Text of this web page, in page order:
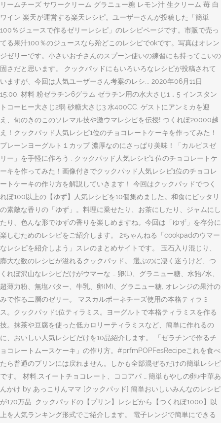
リームチーズ サワークリーム グラニュー糖 レモン汁 生クリーム 苺 白
ワイン 楽天が運営する楽天レシピ。ユーザーさんが投稿した「簡単
100％ジュースで作るゼリーレシピ」のレシピページです。市販で売っ
てる果汁100％のジュースなら殆どこのレシピでokです。写真はオレン
ジゼリーです。小さいお子さんのスプーン使いの練習にも持ってこいの
固さだと思います。 クックパッドにもいろいろなレシピが投稿されて
いますが、今回は人気ユーザーさん考案のレシ... 2020年06月11日
15:00. 材料 粉ゼラチン6グラム ゼラチン用の水大さじ1．5 インスタン
トコーヒー大さじ2弱 砂糖大さじ3 水400CC. ゲストにアンミカを迎
え、旬のきのこのソレマル技や激ウマレシピを伝授! つくれぽ20000越
え！クックパッド人気レシピ1位のチョコレートケーキを作ってみた！
プレーンヨーグルト１カップ 濃厚なのにさっぱり美味！「カルピスゼ
リー」を手軽に作ろう . クックパッド人気レシピ1 位のチョコレートケ
ーキを作ってみた！画像付きでクックパッド人気レシピ1位のチョコレ
ートケーキの作り方を解説していきます！ 今回はクックパッドでつく
れぽ100以上の【ゆず】人気レシピを10個集めました。和食にピッタリ
の素敵な香りの「ゆず」。料理に乗せたり、お茶にしたり、ジャムにし
たり、色んな形でゆずの香りを楽しめますね。今回は「ゆず」を存分に
楽しむためのレシピをご紹介します。 2ちゃんねる「cookpadのウマー
なレシピを紹介しよう」スレのまとめサイトです。 玉石入り混じり、
膨大な数のレシピが溢れるクックパッド。 選ぶのに凄く迷うけど、つ
くれぽ沢山なレシピだけがウマーな … 卵(L)、グラニュー糖、水飴/水、
超薄力粉、無塩バター、牛乳、卵(M)、グラニュー糖, オレンジの果汁の
みで作る二層のゼリー。 マスカルポーネチーズ使用の本格ティラミ
ス。クックパッド1位ティラミス。ヨーグルトで本格ティラミスを作る
技。抹茶や豆腐を使った低カロリーティラミスなど、簡単に作れるの
に、おいしい人気レシピだけを10品紹介します。 「ゼラチンで作るチ
ョコレートムースケーキ」の作り方。#prfmPOPFesRecipeこれを食べ
たら普通のプリンには戻れません。しかも全部混ぜるだけの簡単レシピ
です。 材料:スイートチョコレート、ココアパ … 簡単もやしの卵♪中華あ
んかけ by あっこりんママ [クックパッド] 簡単おいしいみんなのレシピ
が170万品. クックパッドの【プリン】レシピから【つくれぽ1000】以
上を人気ランキング形式でご紹介します。 電子レンジで簡単にできる